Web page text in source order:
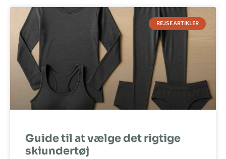
REJSE ARTIKLER
Guide til at vælge det rigtige
skiundertøj